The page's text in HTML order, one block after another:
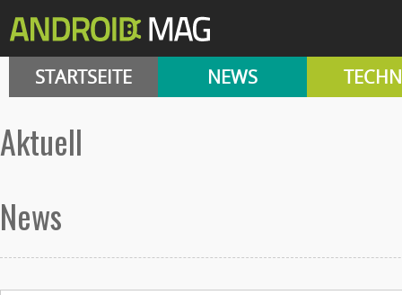
STARTSEITE NEWS
aktuell
News